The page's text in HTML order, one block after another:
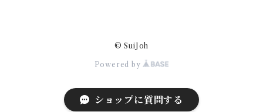
© SuiJoh
Powered by
ショップに質問する